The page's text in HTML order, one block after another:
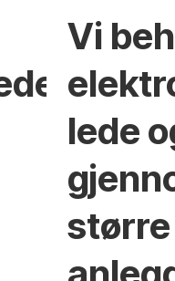
Vi
lede
større